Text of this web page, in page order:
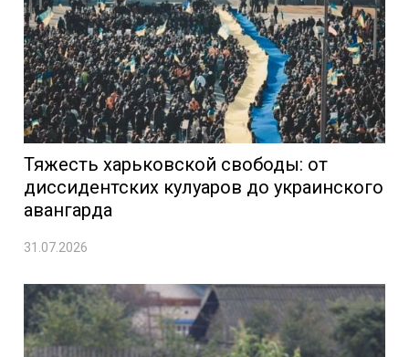
Тяжесть харьковской свободы: от
диссидентских кулуаров до украинского
авангарда
31.07.2026